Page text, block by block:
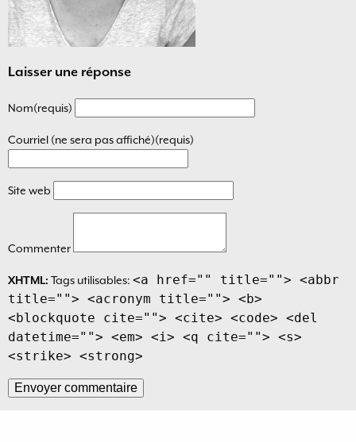
Laisser une réponse
Nom(requis)
Courriel (ne sera pas affiché)(requis)
Site web
Commenter
XHTML: Tags utilisables: <a href="" title=""> <abbr
title=""> <acronym title=""> <b>
<blockquote cite=""> <cite> <code> <del
datetime=""> <em> <i> <q cite=""> <s>
<strike> <strong>